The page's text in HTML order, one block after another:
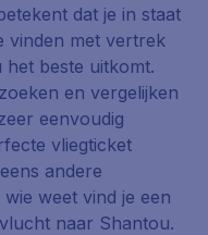
dat je in staat
vinden met vertrek
het beste uitkomt.
en vergelijken
eenvoudig
vliegticket
andere
weet vind je een
naar Shantou.